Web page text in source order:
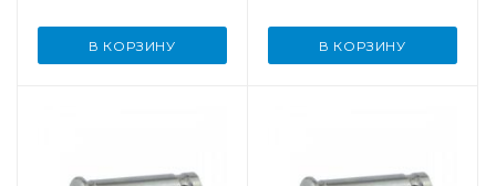
В КОРЗИНУ В КОРЗИНУ